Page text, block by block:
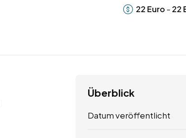
22 Euro - 22
Überblick
Datum veröffentlicht